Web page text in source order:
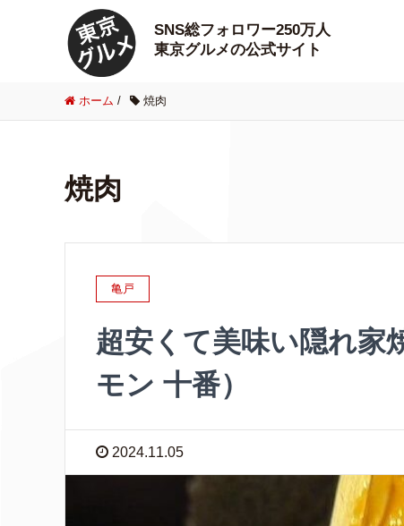
SNS総フォロワー250万人
東京グルメの公式サイト
ホーム / 焼肉
焼肉
亀戸
超安くて美味い隠れ家
モン 十番）
2024.11.05